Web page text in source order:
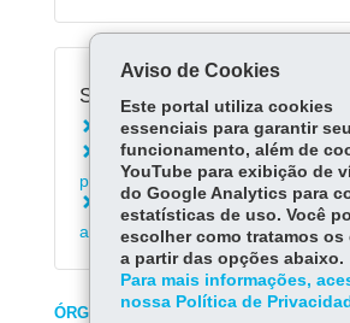
Serviços Relacionados:
Cadastrar-se no PIÁ
Autorizar ou revogar acesso ao
paciente
Consultar laudos de exames
análises clínicas
ÓRGÃO RESPONSÁVEL
Aviso de Cookies
Este portal utiliza cookies
essenciais para garantir seu
funcionamento, além de
YouTube para exibição de
do Google Analytics para
estatísticas de uso. Você
escolher como tratamos os
a partir das opções abaixo.
Para mais informações,
nossa Política de